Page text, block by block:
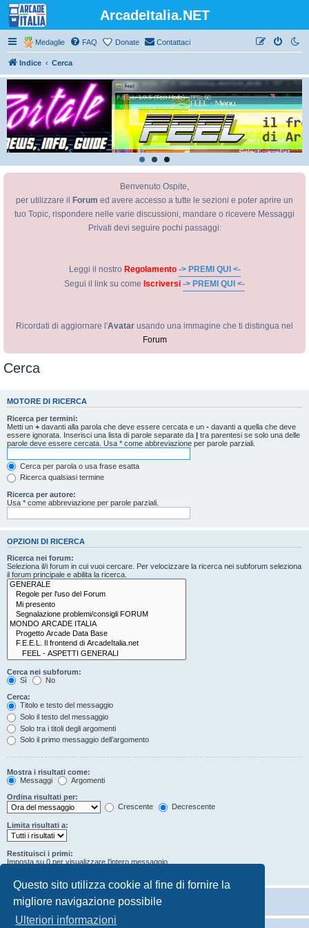
Questo sito utilizza cookie al fine di fornire la
migliore navigazione possibile
Ulteriori informazioni
ArcadeItalia.NET
Medaglie FAQ Donate Contattaci
Indice Cerca
Benvenuto Ospite,
per utilizzare il
Forum ed avere accesso a tutte le sezioni e poter aprire un
tuo Topic, rispondere nelle varie discussioni, mandare o ricevere Messaggi
Privati devi seguire pochi passaggi:
Leggi il nostro Regolamento -> PREMI QUI <-
Segui il link su come Iscriversi -> PREMI QUI <-
Ricordati di aggiornare l'Avatar usando una immagine che ti distingua nel
Forum
Cerca
MOTORE DI RICERCA
Ricerca per termini:
Metti un + davanti alla parola che deve essere cercata e un - davanti a quella che deve
essere ignorata. Inserisci una lista di parole separate da | tra parentesi se solo una delle
parole deve essere cercata. Usa * come abbreviazione per parole parziali.
Cerca per parola o usa frase esatta
Ricerca qualsiasi termine
Ricerca per autore:
Usa * come abbreviazione per parole parziali.
OPZIONI DI RICERCA
Ricerca nei forum:
Seleziona il/i forum in cui vuoi cercare. Per velocizzare la ricerca nei subforum seleziona
il forum principale e abilita la ricerca.
Cerca nei subforum:
Sì
No
Cerca:
Titolo e testo del messaggio
Solo il testo del messaggio
Solo tra i titoli degli argomenti
Solo il primo messaggio dell’argomento
Mostra i risultati come:
Messaggi
Argomenti
Ordina risultati per:
Crescente
Decrescente
Limita risultati a:
Restituisci i primi:
Imposta su 0 per visualizzare l’intero messaggio.